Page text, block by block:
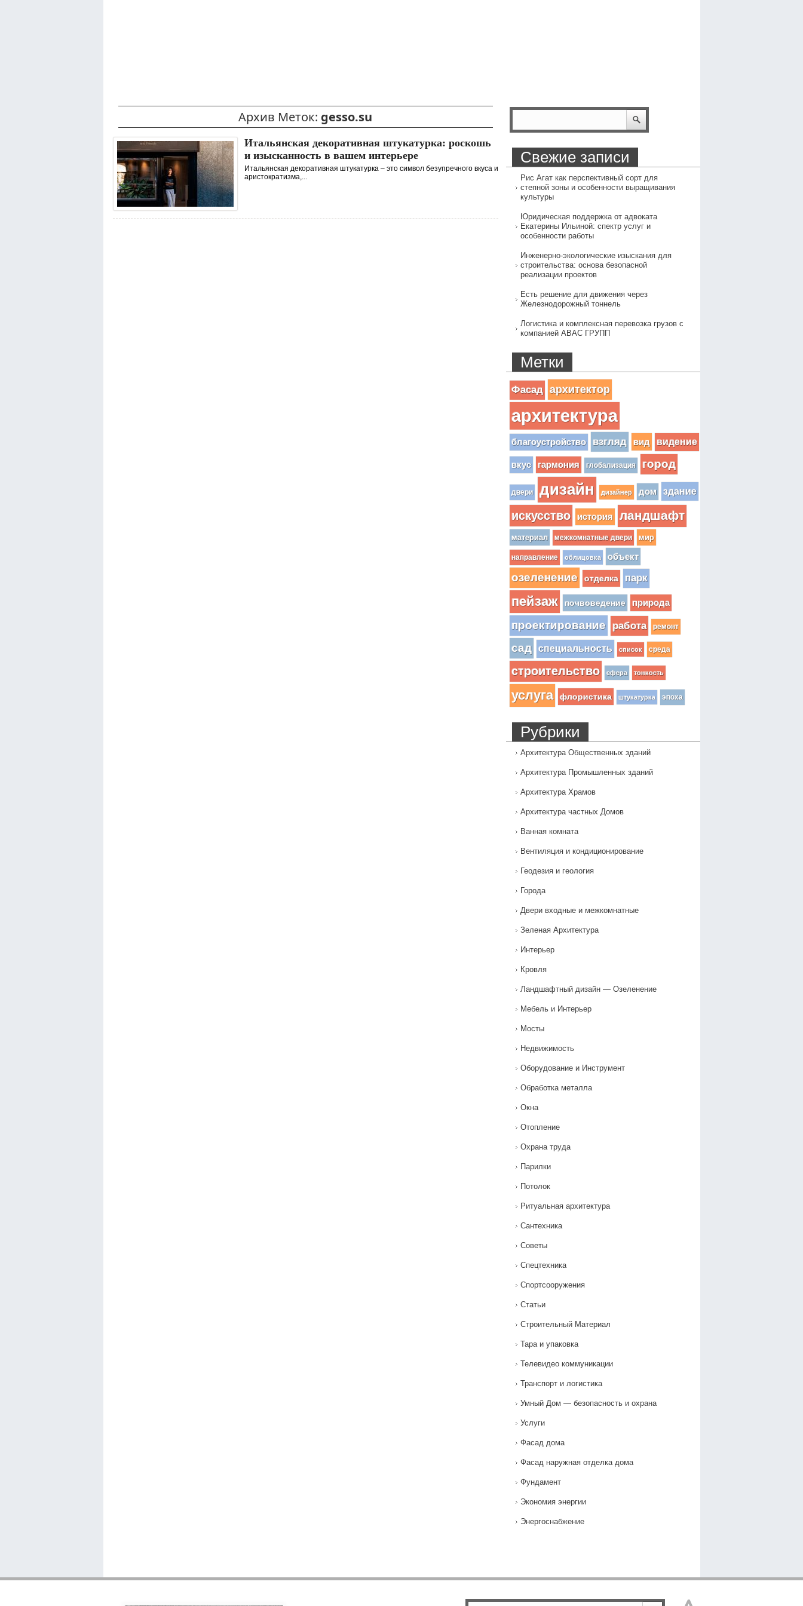
Архив Меток: gesso.su
Итальянская декоративная штукатурка: роскошь
и изысканность в вашем интерьере
Итальянская декоративная штукатурка – это символ безупречного вкуса и
аристократизма,...
Свежие записи
Рис Агат как перспективный сорт для
степной зоны и особенности выращивания
культуры
Юридическая поддержка от адвоката
Екатерины Ильиной: спектр услуг и
особенности работы
Инженерно-экологические изыскания для
строительства: основа безопасной
реализации проектов
Есть решение для движения через
Железнодорожный тоннель
Логистика и комплексная перевозка грузов с
компанией АВАС ГРУПП
Метки
Фасад архитектор
архитектура
благоустройство взгляд вид видение
вкус гармония глобализация город
двери дизайн дизайнер дом здание
искусство история ландшафт
материал межкомнатные двери мир
направление облицовка объект
озеленение отделка парк
пейзаж почвоведение природа
проектирование работа ремонт
сад специальность список среда
строительство сфера тонкость
услуга флористика штукатурка эпоха
Рубрики
Архитектура Общественных зданий
Архитектура Промышленных зданий
Архитектура Храмов
Архитектура частных Домов
Ванная комната
Вентиляция и кондиционирование
Геодезия и геология
Города
Двери входные и межкомнатные
Зеленая Архитектура
Интерьер
Кровля
Ландшафтный дизайн — Озеленение‎
Мебель и Интерьер
Мосты
Недвижимость
Оборудование и Инструмент
Обработка металла
Окна
Отопление
Охрана труда
Парилки
Потолок
Ритуальная архитектура
Сантехника
Советы
Спецтехника
Спортсооружения
Статьи
Строительный Материал
Тара и упаковка
Телевидео коммуникации
Транспорт и логистика
Умный Дом — безопасность и охрана
Услуги
Фасад дома
Фасад наружная отделка дома
Фундамент
Экономия энергии
Энергоснабжение